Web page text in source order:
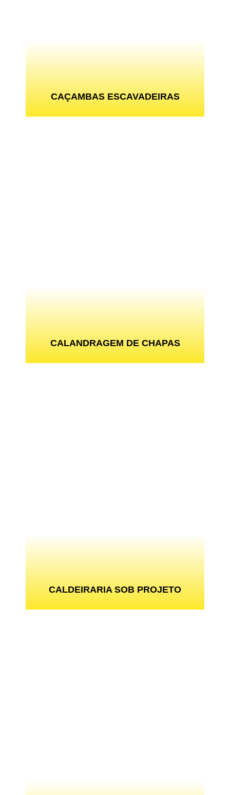
CAÇAMBAS ESCAVADEIRAS
CALANDRAGEM DE CHAPAS
CALDEIRARIA SOB PROJETO